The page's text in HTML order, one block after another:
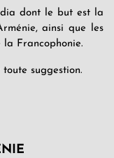
dont le but est la
ainsi que les
la Francophonie.
suggestion.